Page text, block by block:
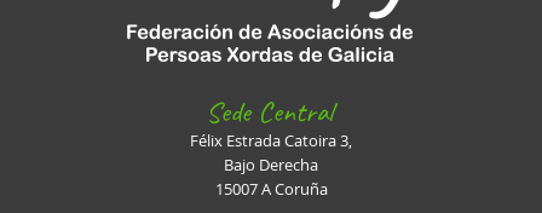
Sede Central
Félix Estrada Catoira 3,
Bajo Derecha
15007 A Coruña